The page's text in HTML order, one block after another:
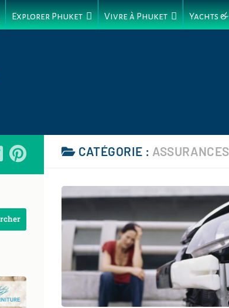
Explorer Phuket Vivre à Phuket Yachts
CATÉGORIE : ASSURANCES